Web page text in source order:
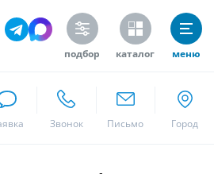
подбор каталог меню